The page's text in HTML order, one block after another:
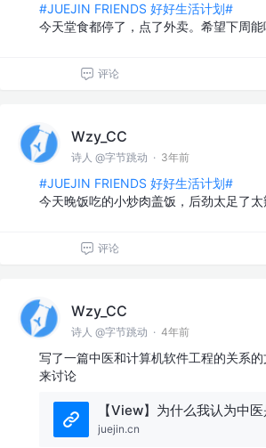
#JUEJIN FRIENDS 好好生活计划#
今天堂食都停了，点了外卖。希望下周能
评论
Wzy_CC
诗人 @字节跳动 · 3年前
#JUEJIN FRIENDS 好好生活计划#
今天晚饭吃的小炒肉盖饭，后劲太足了太
评论
Wzy_CC
诗人 @字节跳动 · 4年前
写了一篇中医和计算机软件工程的关系
来讨论
juejin.cn